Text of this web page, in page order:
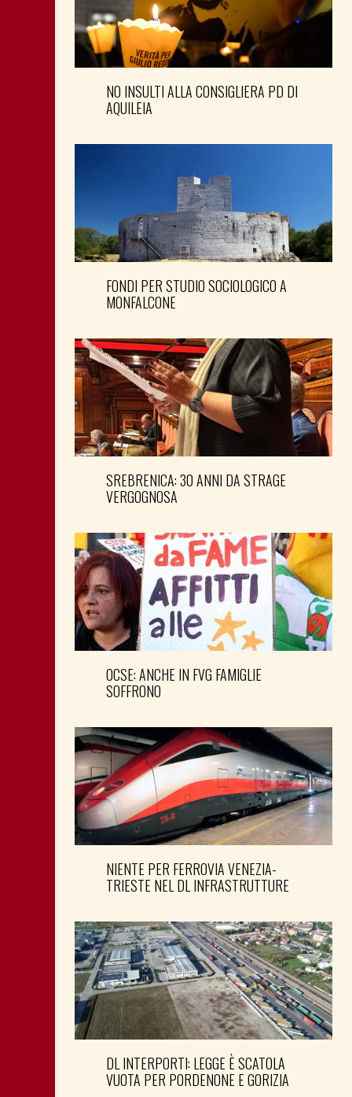
NO INSULTI ALLA CONSIGLIERA PD DI
AQUILEIA
FONDI PER STUDIO SOCIOLOGICO A
MONFALCONE
SREBRENICA: 30 ANNI DA STRAGE
VERGOGNOSA
OCSE: ANCHE IN FVG FAMIGLIE
SOFFRONO
NIENTE PER FERROVIA VENEZIA-
TRIESTE NEL DL INFRASTRUTTURE
DL INTERPORTI: LEGGE È SCATOLA
VUOTA PER PORDENONE E GORIZIA